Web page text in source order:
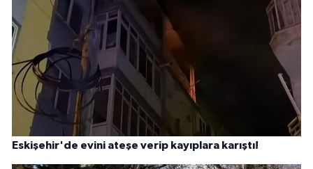
Eskişehir'de evini ateşe verip kayıplara karıştı!